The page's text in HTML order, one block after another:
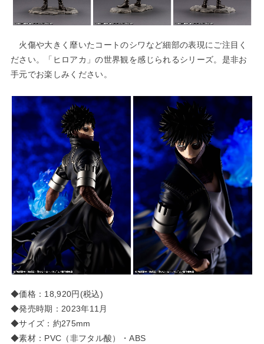
火傷や大きく靡いたコートのシワなど細部の表現にご注目く
ださい。「ヒロアカ」の世界観を感じられるシリーズ。是非お
手元でお楽しみください。
◆価格：18,920円(税込)
◆発売時期：2023年11月
◆サイズ：約275mm
◆素材：PVC（非フタル酸）・ABS